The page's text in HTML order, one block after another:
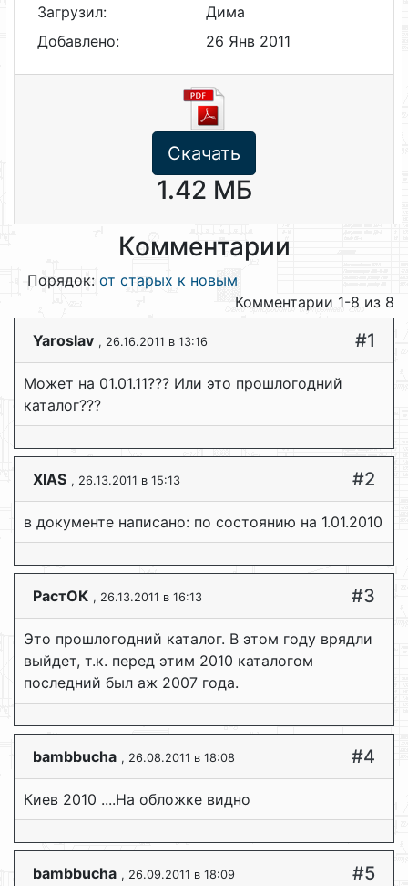
Загрузил:
Дима
Добавлено:
26 Янв 2011
Скачать
1.42 МБ
Комментарии
Порядок: от старых к новым
Комментарии 1-8 из 8
Yaroslav , 26.16.2011 в 13:16 #1
Может на 01.01.11??? Или это прошлогодний
каталог???
XIAS , 26.13.2011 в 15:13 #2
в документе написано: по состоянию на 1.01.2010
РастОК , 26.13.2011 в 16:13 #3
Это прошлогодний каталог. В этом году врядли
выйдет, т.к. перед этим 2010 каталогом
последний был аж 2007 года.
bambbucha , 26.08.2011 в 18:08 #4
Киев 2010 ....На обложке видно
bambbucha , 26.09.2011 в 18:09 #5